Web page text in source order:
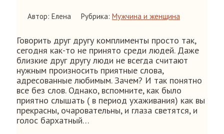
Автор: Елена Рубрика: Мужчина и женщина
Говорить друг другу комплименты просто так,
сегодня как-то не принято среди людей. Даже
близкие друг другу люди не всегда считают
нужным произносить приятные слова,
адресованные любимым. Зачем? И так понятно
все без слов. Однако, вспомните, как было
приятно слышать ( в период ухаживания) как вы
прекрасны, очаровательны, и глаза светятся, и
голос бархатный…